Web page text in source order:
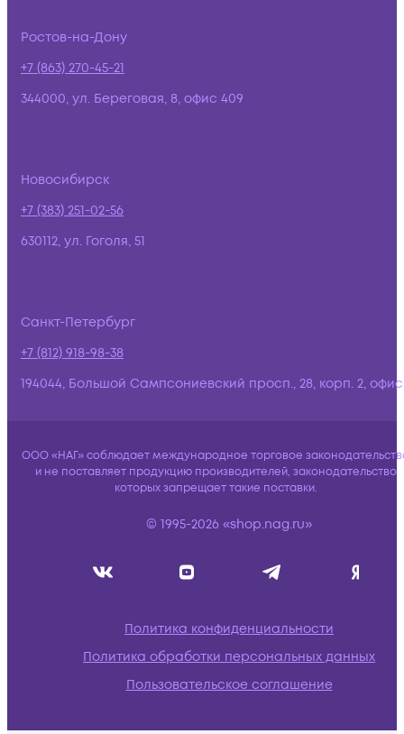
Ростов-на-Дону
+7 (863) 270-45-21
344000, ул. Береговая, 8, офис 409
Новосибирск
+7 (383) 251-02-56
630112, ул. Гоголя, 51
Санкт-Петербург
+7 (812) 918-98-38
194044, Большой Сампсониевский просп., 28, корп. 2,
ООО «НАГ» соблюдает международное торговое
и не поставляет продукцию производителей, законодательство
которых запрещает такие поставки.
© 1995-2026 «shop.nag.ru»
Политика конфиденциальности
Политика обработки персональных данных
Пользовательское соглашение